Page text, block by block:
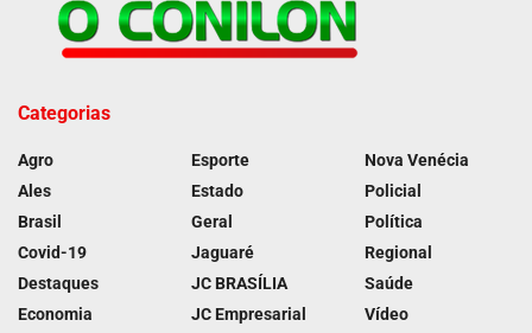
Categorias
Agro
Ales
Brasil
Covid-19
Destaques
Economia
Esporte
Estado
Geral
Jaguaré
JC BRASÍLIA
JC Empresarial
Nova Venécia
Policial
Política
Regional
Saúde
Vídeo